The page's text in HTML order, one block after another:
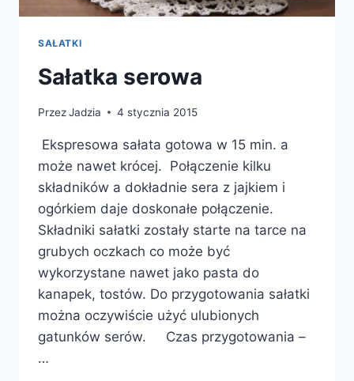
SAŁATKI
Sałatka serowa
PrzezJadzia 4 stycznia 2015
Ekspresowa sałata gotowa w 15 min. a
może nawet krócej. Połączenie kilku
składników a dokładnie sera z jajkiem i
ogórkiem daje doskonałe połączenie.
Składniki sałatki zostały starte na tarce na
grubych oczkach co może być
wykorzystane nawet jako pasta do
kanapek, tostów. Do przygotowania sałatki
można oczywiście użyć ulubionych
gatunków serów. Czas przygotowania –
…